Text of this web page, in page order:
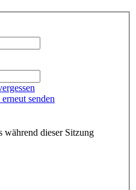
senden
während dieser Sitzung